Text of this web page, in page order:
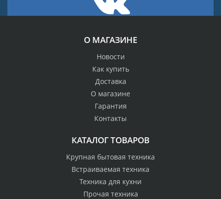
О МАГАЗИНЕ
Новости
Как купить
Доставка
О магазине
Гарантия
Контакты
КАТАЛОГ ТОВАРОВ
Крупная бытовая техника
Встраиваемая техника
Техника для кухни
Прочая техника